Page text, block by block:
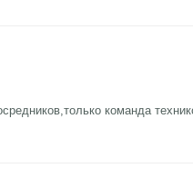
команда